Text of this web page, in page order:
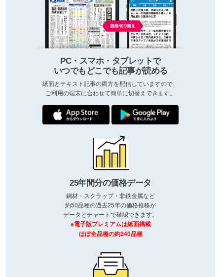
PC・スマホ・タブレットで
いつでもどこでも記事が読める
紙面とテキスト記事の両方を配信していますので、
ご利用の端末に合わせて簡単に切替えできます。
25年間分の価格データ
鋼材・スクラップ・非鉄金属など
約50品種の過去25年の価格推移が
データとチャートで確認できます。
※電子版プレミアムは紙面掲載
ほぼ全品種の約240品種